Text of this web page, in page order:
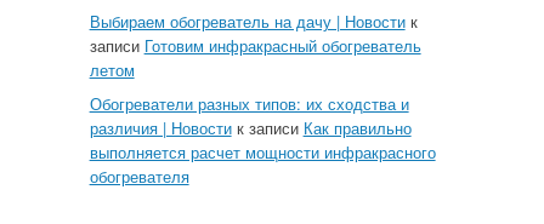
Выбираем обогреватель на дачу | Новостик
записи Готовим инфракрасный обогреватель
летом
Обогреватели разных типов: их сходства и
различия | Новостик записи Как правильно
выполняется расчет мощности инфракрасного
обогревателя